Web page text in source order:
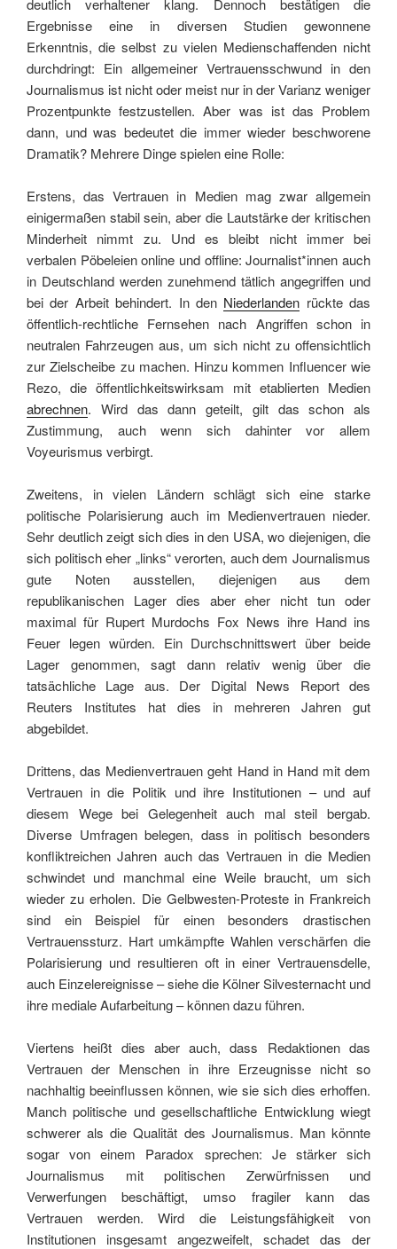
deutlich verhaltener klang. Dennoch bestätigen die
Ergebnisse eine in diversen Studien gewonnene
Erkenntnis, die selbst zu vielen Medienschaffenden nicht
durchdringt: Ein allgemeiner Vertrauensschwund in den
Journalismus ist nicht oder meist nur in der Varianz weniger
Prozentpunkte festzustellen. Aber was ist das Problem
dann, und was bedeutet die immer wieder beschworene
Dramatik? Mehrere Dinge spielen eine Rolle:
Erstens, das Vertrauen in Medien mag zwar allgemein
einigermaßen stabil sein, aber die Lautstärke der kritischen
Minderheit nimmt zu. Und es bleibt nicht immer bei
verbalen Pöbeleien online und offline: Journalist*innen auch
in Deutschland werden zunehmend tätlich angegriffen und
bei der Arbeit behindert. In den Niederlanden rückte das
öffentlich-rechtliche Fernsehen nach Angriffen schon in
neutralen Fahrzeugen aus, um sich nicht zu offensichtlich
zur Zielscheibe zu machen. Hinzu kommen Influencer wie
Rezo, die öffentlichkeitswirksam mit etablierten Medien
abrechnen. Wird das dann geteilt, gilt das schon als
Zustimmung, auch wenn sich dahinter vor allem
Voyeurismus verbirgt.
Zweitens, in vielen Ländern schlägt sich eine starke
politische Polarisierung auch im Medienvertrauen nieder.
Sehr deutlich zeigt sich dies in den USA, wo diejenigen, die
sich politisch eher „links“ verorten, auch dem Journalismus
gute Noten ausstellen, diejenigen aus dem
republikanischen Lager dies aber eher nicht tun oder
maximal für Rupert Murdochs Fox News ihre Hand ins
Feuer legen würden. Ein Durchschnittswert über beide
Lager genommen, sagt dann relativ wenig über die
tatsächliche Lage aus. Der Digital News Report des
Reuters Institutes hat dies in mehreren Jahren gut
abgebildet.
Drittens, das Medienvertrauen geht Hand in Hand mit dem
Vertrauen in die Politik und ihre Institutionen – und auf
diesem Wege bei Gelegenheit auch mal steil bergab.
Diverse Umfragen belegen, dass in politisch besonders
konfliktreichen Jahren auch das Vertrauen in die Medien
schwindet und manchmal eine Weile braucht, um sich
wieder zu erholen. Die Gelbwesten-Proteste in Frankreich
sind ein Beispiel für einen besonders drastischen
Vertrauenssturz. Hart umkämpfte Wahlen verschärfen die
Polarisierung und resultieren oft in einer Vertrauensdelle,
auch Einzelereignisse – siehe die Kölner Silvesternacht und
ihre mediale Aufarbeitung – können dazu führen.
Viertens heißt dies aber auch, dass Redaktionen das
Vertrauen der Menschen in ihre Erzeugnisse nicht so
nachhaltig beeinflussen können, wie sie sich dies erhoffen.
Manch politische und gesellschaftliche Entwicklung wiegt
schwerer als die Qualität des Journalismus. Man könnte
sogar von einem Paradox sprechen: Je stärker sich
Journalismus mit politischen Zerwürfnissen und
Verwerfungen beschäftigt, umso fragiler kann das
Vertrauen werden. Wird die Leistungsfähigkeit von
Institutionen insgesamt angezweifelt, schadet das der